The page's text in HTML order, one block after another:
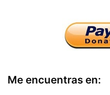
Me encuentras en: